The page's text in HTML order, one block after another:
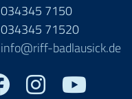
034345 7150
034345 71520
info@riff-badlausick.de
Facebook